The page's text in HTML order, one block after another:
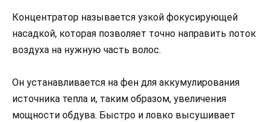
Концентратор называется узкой фокусирующей
насадкой, которая позволяет точно направить поток
воздуха на нужную часть волос.
Он устанавливается на фен для аккумулирования
источника тепла и, таким образом, увеличения
мощности обдува. Быстро и ловко высушивает